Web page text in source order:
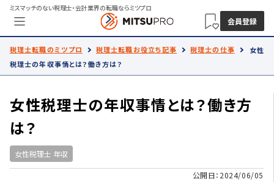
ミスマッチのない税理士・会計業界の転職ならミツプロ
会員登録
税理士転職のミツプロ 税理士転職お役立ち記事 税理士の仕事
女性
税理士の年収事情とは？働き方は？
女性税理士の年収事情とは？働き方
は？
女性税理士 年収
公開日：2024/06/05